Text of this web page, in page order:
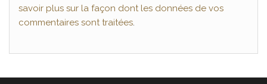
savoir plus sur la façon dont les données de vos
commentaires sont traitées.